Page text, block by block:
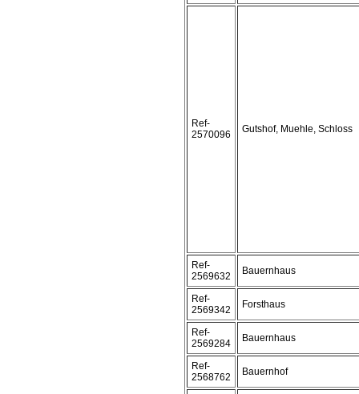
Ref-
2570096
Gutshof, Muehle, Schloss
Ref-
2569632
Bauernhaus
Ref-
2569342
Forsthaus
Ref-
2569284
Bauernhaus
Ref-
2568762
Bauernhof